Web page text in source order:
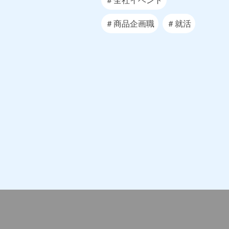
＃商品企画職 ＃就活